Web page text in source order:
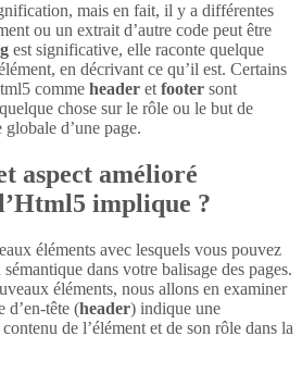
mais en fait, il y a différentes
ou un extrait d’autre code peut être
est significative, elle raconte quelque
en décrivant ce qu’il est. Certains
comme header et footer sont
chose sur le rôle ou le but de
d’une page.
aspect amélioré
implique ?
éléments avec lesquels vous pouvez
dans votre balisage des pages.
éléments, nous allons en examiner
d’en-tête (header) indique une
de l’élément et de son rôle dans la